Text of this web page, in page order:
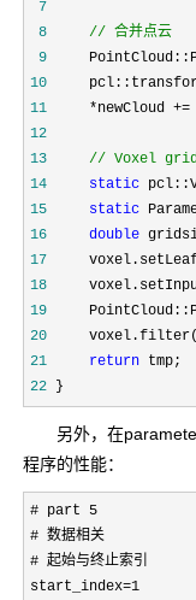
7
8
// 合并点云
9
10
11
*newCloud +=
12
13
// Voxel grid
14
static
15
static
16
double
17
18
19
20
21
return
22 }
另外，在
程序的性能：
# part 5
# 数据相关
# 起始与终止索引
start_index=1